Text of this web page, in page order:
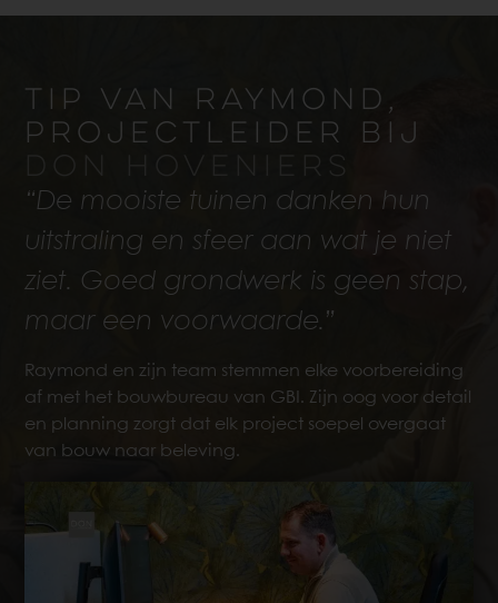
TIP VAN RAYMOND,
PROJECTLEIDER BIJ
“De mooiste tuinen danken hun
uitstraling en sfeer aan wat je niet
ziet. Goed grondwerk is geen stap,
maar een voorwaarde.”
Raymond en zijn team stemmen elke voorbereiding
af met het bouwbureau van GBI. Zijn oog voor detail
en planning zorgt dat elk project soepel overgaat
van bouw naar beleving.